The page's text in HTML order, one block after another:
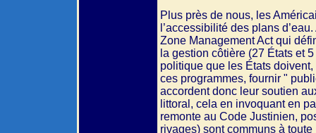
Plus près de nous, les
l’accessibilité des plans
Zone Management Act qui
la gestion côtière (27 États et
politique que les États
ces programmes, fournir "
accordent donc leur soutien
littoral, cela en invoquant en
remonte au Code Justinien,
rivages) sont communs à